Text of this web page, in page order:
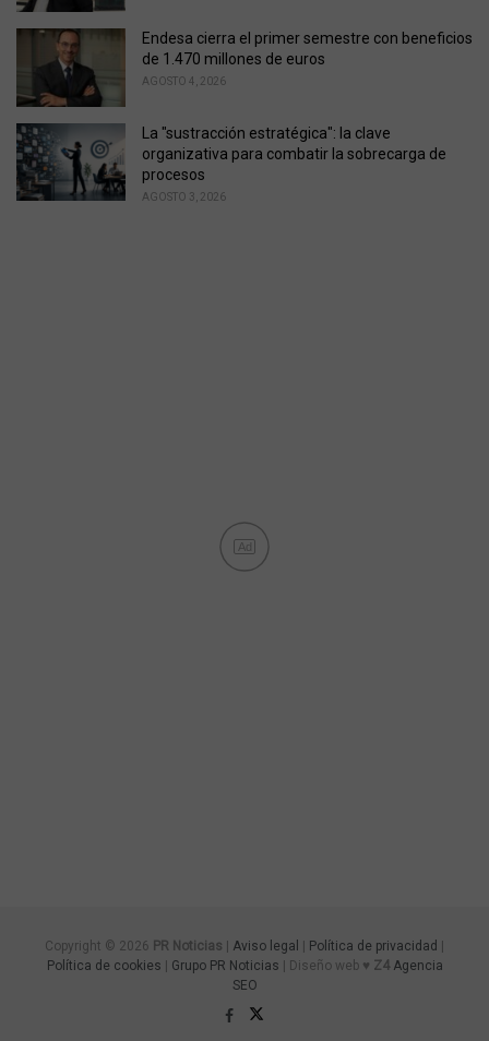
Endesa cierra el primer semestre con beneficios
de 1.470 millones de euros
AGOSTO 4, 2026
La "sustracción estratégica": la clave
organizativa para combatir la sobrecarga de
procesos
AGOSTO 3, 2026
Ad
Copyright © 2026 PR Noticias | Aviso legal | Política de privacidad |
Política de cookies | Grupo PR Noticias | Diseño web ♥ Z4 Agencia
SEO